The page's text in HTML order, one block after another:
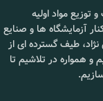
توزیع مواد اولیه
آزمایشگاه ها و صنایع
طیف گسترده ای از
و همواره در تلاشیم تا